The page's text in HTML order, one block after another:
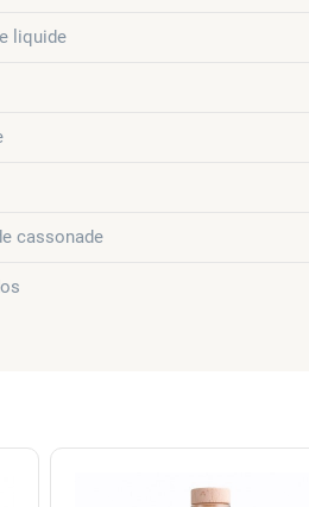
liquide
cassonade